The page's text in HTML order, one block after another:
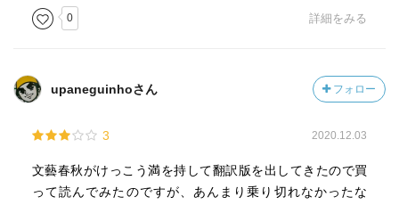
0 詳細をみる
upaneguinhoさん フォロー
3 2020.12.03
文藝春秋がけっこう満を持して翻訳版を出してきたので買
って読んでみたのですが、あんまり乗り切れなかったな